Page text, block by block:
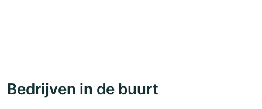
Bedrijven in de buurt